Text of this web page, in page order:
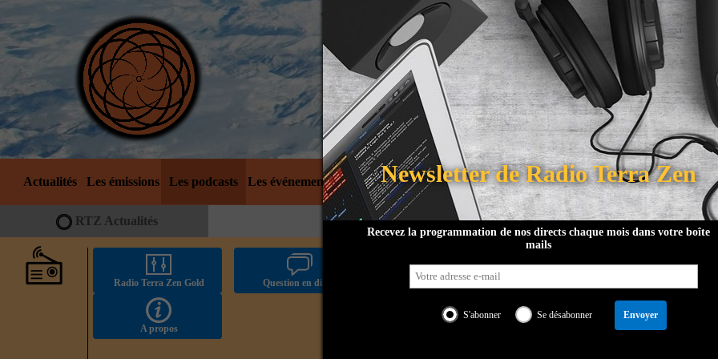
Actualités Les émissions Les podcasts Les événements Notre équipe Soutenir le projet Programmation Partenaires
RTZ Actualités
Radio Terra Zen Gold Question en direct Discuter sur Discord
A propos
Newsletter de Radio Terra Zen
Recevez la programmation de nos directs chaque mois dans votre boîte
mails
S'abonner Se désabonner Envoyer